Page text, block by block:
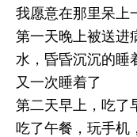
我愿意在那里呆上
第一天晚上被送进
水，昏昏沉沉的睡
又一次睡着了
第二天早上，吃了
吃了午餐，玩手机